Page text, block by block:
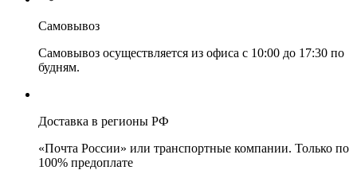
Самовывоз
Самовывоз осуществляется из офиса с 10:00 до 17:30 по
будням.
Доставка в регионы РФ
«Почта России» или транспортные компании. Только по
100% предоплате